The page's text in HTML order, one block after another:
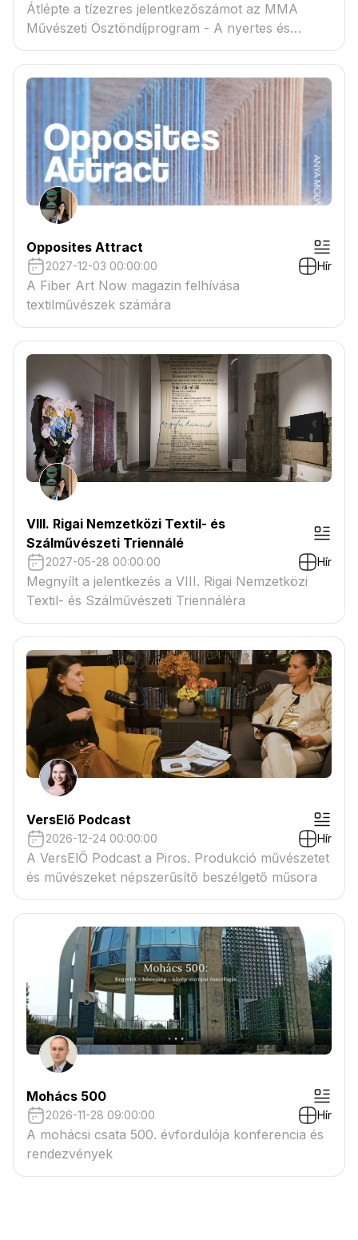
Átlépte a tízezres jelentkezőszámot az MMA
Művészeti Ösztöndíjprogram - A nyertes és
tartaléklistás pályázók névsora megtekinthető a
csatolmányban
Opposites Attract
2027-12-03 00:00:00 Hír
A Fiber Art Now magazin felhívása
textilművészek számára
VIII. Rigai Nemzetközi Textil- és
Szálművészeti Triennálé
2027-05-28 00:00:00 Hír
Megnyílt a jelentkezés a VIII. Rigai Nemzetközi
Textil- és Szálművészeti Triennáléra
VersElő Podcast
2026-12-24 00:00:00 Hír
A VersElŐ Podcast a Piros. Produkció művészetet
és művészeket népszerűsítő beszélgető műsora
Mohács 500
2026-11-28 09:00:00 Hír
A mohácsi csata 500. évfordulója konferencia és
rendezvények